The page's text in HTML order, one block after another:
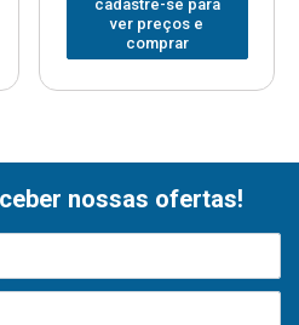
cadastre-se para
ver preços e
comprar
nossas ofertas!